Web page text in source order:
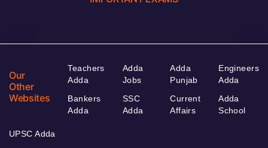
Our
Other
Websites
Teachers
Adda
Bankers
Adda
Adda
Jobs
SSC
Adda
Adda
Punjab
Current
Affairs
Engineers
Adda
Adda
School
UPSC Adda